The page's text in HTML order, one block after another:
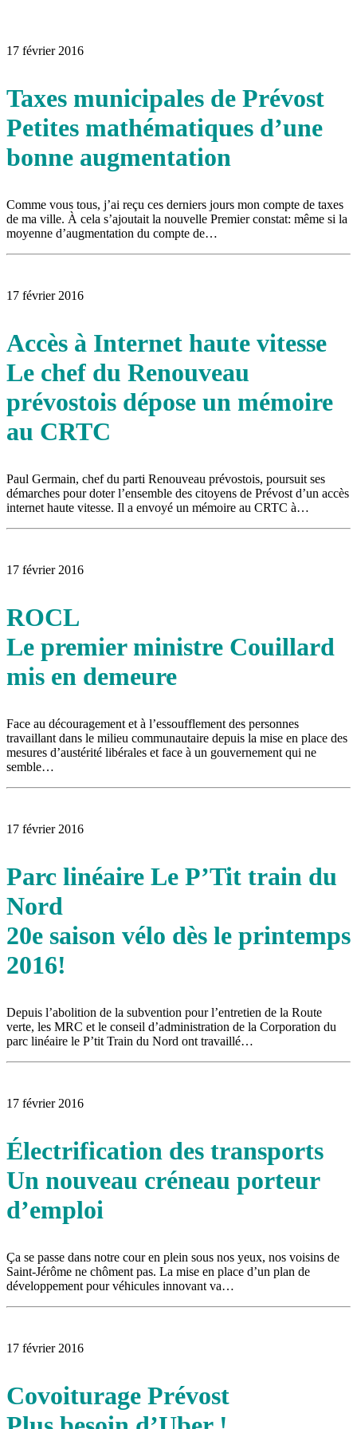
16 juillet 2026
16 juillet 2026
17 février 2016
Taxes municipales de Prévost
Petites mathématiques d’une
bonne augmentation
Comme vous tous, j’ai reçu ces derniers jours mon compte de taxes
de ma ville. À cela s’ajoutait la nouvelle Premier constat: même si la
moyenne d’augmentation du compte de…
17 février 2016
Accès à Internet haute vitesse
Le chef du Renouveau
prévostois dépose un mémoire
au CRTC
Paul Germain, chef du parti Renouveau prévostois, poursuit ses
démarches pour doter l’ensemble des citoyens de Prévost d’un accès
internet haute vitesse. Il a envoyé un mémoire au CRTC à…
17 février 2016
ROCL
Le premier ministre Couillard
mis en demeure
Face au découragement et à l’essoufflement des personnes
travaillant dans le milieu communautaire depuis la mise en place des
mesures d’austérité libérales et face à un gouvernement qui ne
semble…
17 février 2016
Parc linéaire Le P’Tit train du
Nord
20e saison vélo dès le printemps
2016!
Depuis l’abolition de la subvention pour l’entretien de la Route
verte, les MRC et le conseil d’administration de la Corporation du
parc linéaire le P’tit Train du Nord ont travaillé…
17 février 2016
Électrification des transports
Un nouveau créneau porteur
d’emploi
Ça se passe dans notre cour en plein sous nos yeux, nos voisins de
Saint-Jérôme ne chôment pas. La mise en place d’un plan de
développement pour véhicules innovant va…
17 février 2016
Covoiturage Prévost